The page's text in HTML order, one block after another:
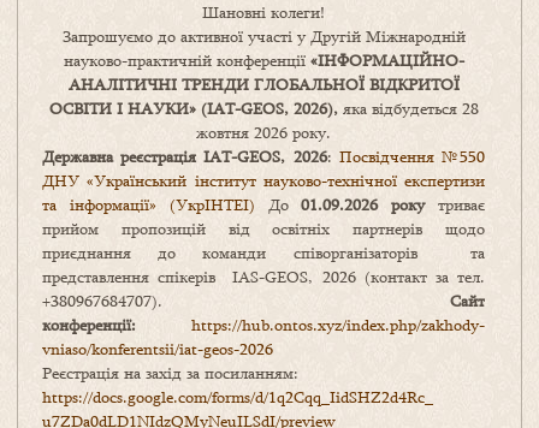
Шановні колеги!
Запрошуємо до активної участі у Другій Міжнародній
науково-практичній конференції «ІНФОРМАЦІЙНО-
АНАЛІТИЧНІ ТРЕНДИ ГЛОБАЛЬНОЇ ВІДКРИТОЇ
ОСВІТИ І НАУКИ» (IAT-GEOS, 2026),яка відбудеться 28
жовтня 2026 року.
Державна реєстрація IAT-GEOS, 2026: Посвідчення №550
ДНУ «Український інститут науково-технічної експертизи
та інформації» (УкрІНТЕІ) До01.09.2026 рокутриває
прийом пропозицій від освітніх партнерів щодо
приєднання до команди співорганізаторів та
представлення спікерів IAS-GEOS, 2026 (контакт за тел.
+380967684707). Сайт
конференції: https://hub.ontos.xyz/index.php/zakhody-
vniaso/konferentsii/iat-geos-2026
Реєстрація на захід за посиланням:
https://docs.google.com/forms/d/1q2Cqq_IidSHZ2d4Rc_
u7ZDa0dLD1NIdzQMyNeuILSdI/preview